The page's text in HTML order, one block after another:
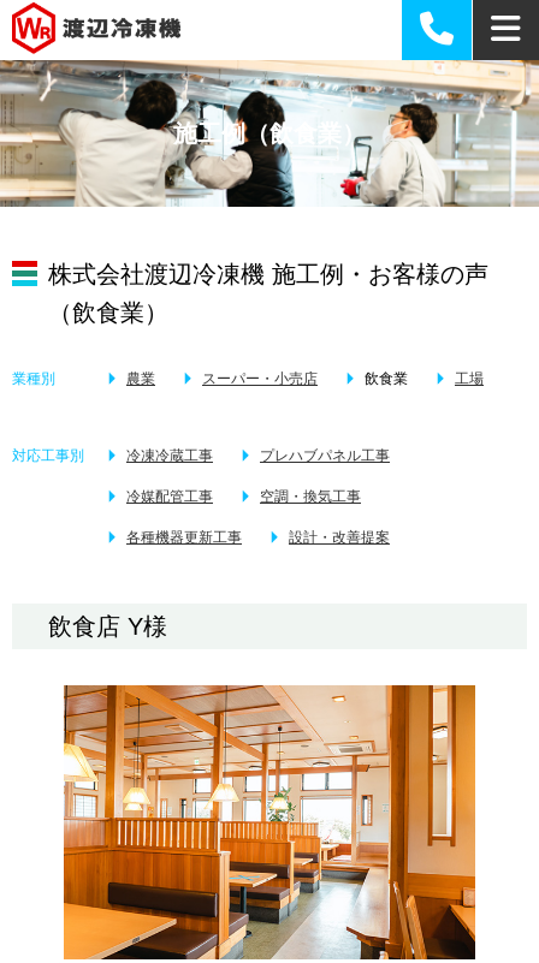
施工例（飲食業）
株式会社渡辺冷凍機 施工例・お客様の声
（飲食業）
業種別 農業 スーパー・小売店 飲食業 工場
対応工事別 冷凍冷蔵工事 プレハブパネル工事
冷媒配管工事 空調・換気工事
各種機器更新工事 設計・改善提案
飲食店 Y様